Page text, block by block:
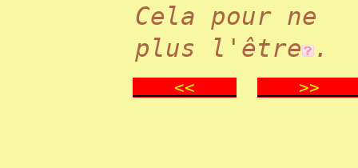
Cela pour ne
plus l'être
.
<<